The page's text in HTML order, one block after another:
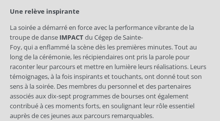
Une relève inspirante
La soirée a démarré en force avec la performance vibrante de la
troupe de danse IMPACTdu Cégep de Sainte-
Foy, qui a enflammé la scène dès les premières minutes. Tout au
long de la cérémonie, les récipiendaires ont pris la parole pour
raconter leur parcours et mettre en lumière leurs réalisations. Leurs
témoignages, à la fois inspirants et touchants, ont donné tout son
sens à la soirée. Des membres du personnel et des partenaires
associés aux dix-sept programmes de bourses ont également
contribué à ces moments forts, en soulignant leur rôle essentiel
auprès de ces jeunes aux parcours remarquables.